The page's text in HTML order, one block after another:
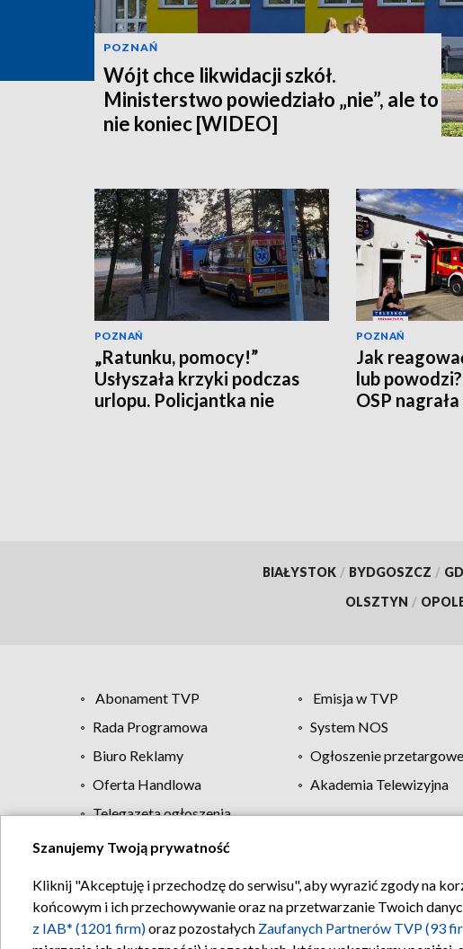
POZNAŃ
Wójt chce likwidacji szkół.
Ministerstwo powiedziało „nie”, ale to
nie koniec [WIDEO]
POZNAŃ
„Ratunku, pomocy!”
Usłyszała krzyki podczas
urlopu. Policjantka nie
POZNAŃ
Jak
lub
OSP
BIAŁYSTOK / BYDGOSZCZ /
OLSZTYN /
Abonament TVP Emisja w TVP
Rada Programowa
System NOS
Biuro Reklamy
Ogłoszenie przetargowe
Oferta Handlowa
Akademia Telewizyjna
Telegazeta ogłoszenia
Regulamin TVP Polityka
Szanujemy Twoją prywatność
Kliknij "Akceptuję i przechodzę do serwisu", aby wyrazić zgody na
końcowym i ich przechowywanie oraz na przetwarzanie Twoich
z IAB* (1201 firm)oraz pozostałych Zaufanych Partnerów TVP (93